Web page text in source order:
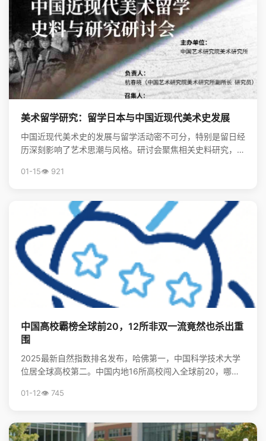
美术留学研究：留学日本与中国近现代美术史发展
中国近现代美术史的发展与留学活动密不可分，特别是留日经
历深刻影响了艺术思潮与风格。研讨会聚焦相关史料研究，揭
01-15👁️ 921
中国高校霸榜全球前20，12所非双一流竟然也杀出重
围
2025最新自然指数排名发布，哈佛第一，中国科学技术大学
位居全球高校第二。中国内地16所高校闯入全球前20，哪些
01-12👁️ 745